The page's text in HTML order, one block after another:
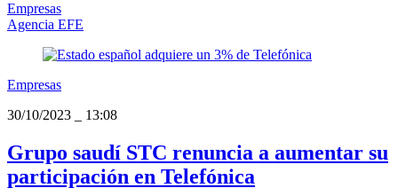
Empresas
Agencia EFE
Empresas
30/10/2023
13:08
Grupo saudí STC renuncia a aumentar su
participación en Telefónica